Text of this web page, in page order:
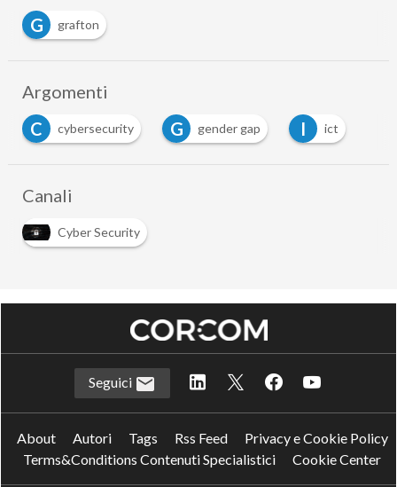
G
grafton
Argomenti
C
cybersecurity G gender gap I ict
Canali
Cyber Security
Seguici
About Autori Tags Rss Feed
Privacy e Cookie Policy
Terms&Conditions Contenuti Specialistici
Cookie Center